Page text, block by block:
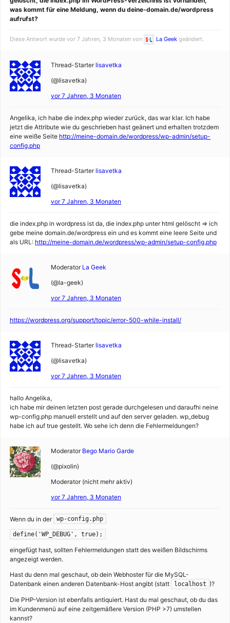
was kommt für eine Meldung, wenn du deine-domain.de/wordpress
aufrufst?
Diese Antwort wurde vor 7 Jahren, 3 Monaten von La Geek geändert.
Thread-Starter lisavetka
(@lisavetka)
vor 7 Jahren, 3 Monaten
Angelika, ich habe die index.php wieder zurück, das war klar. Ich habe
jetzt die Attribute wie du geschrieben hast geänert und erhalten trotzdem
eine weiße Seite http://meine-domain.de/wordpress/wp-admin/setup-
config.php
Thread-Starter lisavetka
(@lisavetka)
vor 7 Jahren, 3 Monaten
die index.php in wordpress ist da, die index.php unter html gelöscht => ich
gebe meine domain.de/wordpress ein und es kommt eine leere Seite und
als URL: http://meine-domain.de/wordpress/wp-admin/setup-config.php
Moderator La Geek
(@la-geek)
vor 7 Jahren, 3 Monaten
https://wordpress.org/support/topic/error-500-while-install/
Thread-Starter lisavetka
(@lisavetka)
vor 7 Jahren, 3 Monaten
hallo Angelika,
ich habe mir deinen letzten post gerade durchgelesen und daraufhi neine
wp-config.php manuell erstellt und auf den server geladen. wp_debug
habe ich auf true gestellt. Wo sehe ich denn die Fehlermeldungen?
Moderator Bego Mario Garde
(@pixolin)
Moderator (nicht mehr aktiv)
vor 7 Jahren, 3 Monaten
Wenn du in der wp-config.php
define('WP_DEBUG', true);
eingefügt hast, sollten Fehlermeldungen statt des weißen Bildschirms
angezeigt werden.
Hast du denn mal geschaut, ob dein Webhoster für die MySQL-
Datenbank einen anderen Datenbank-Host angibt (statt
localhost )?
Die PHP-Version ist ebenfalls antiquiert. Hast du mal geschaut, ob du das
im Kundenmenü auf eine zeitgemäßere Version (PHP >7) umstellen
kannst?